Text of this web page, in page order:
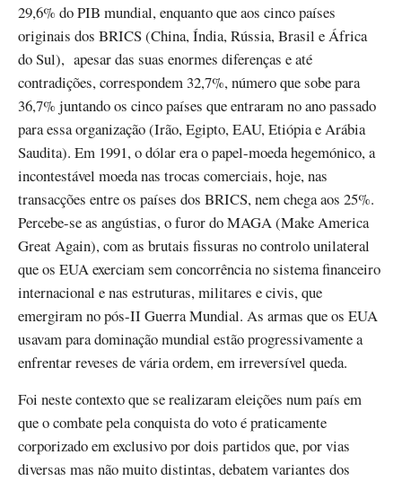
29,6% do PIB mundial, enquanto que aos cinco países
originais dos BRICS (China, Índia, Rússia, Brasil e África
do Sul), apesar das suas enormes diferenças e até
contradições, correspondem 32,7%, número que sobe para
36,7% juntando os cinco países que entraram no ano passado
para essa organização (Irão, Egipto, EAU, Etiópia e Arábia
Saudita). Em 1991, o dólar era o papel-moeda hegemónico, a
incontestável moeda nas trocas comerciais, hoje, nas
transacções entre os países dos BRICS, nem chega aos 25%.
Percebe-se as angústias, o furor do MAGA (Make America
Great Again), com as brutais fissuras no controlo unilateral
que os EUA exerciam sem concorrência no sistema financeiro
internacional e nas estruturas, militares e civis, que
emergiram no pós-II Guerra Mundial. As armas que os EUA
usavam para dominação mundial estão progressivamente a
enfrentar reveses de vária ordem, em irreversível queda.
Foi neste contexto que se realizaram eleições num país em
que o combate pela conquista do voto é praticamente
corporizado em exclusivo por dois partidos que, por vias
diversas mas não muito distintas, debatem variantes dos